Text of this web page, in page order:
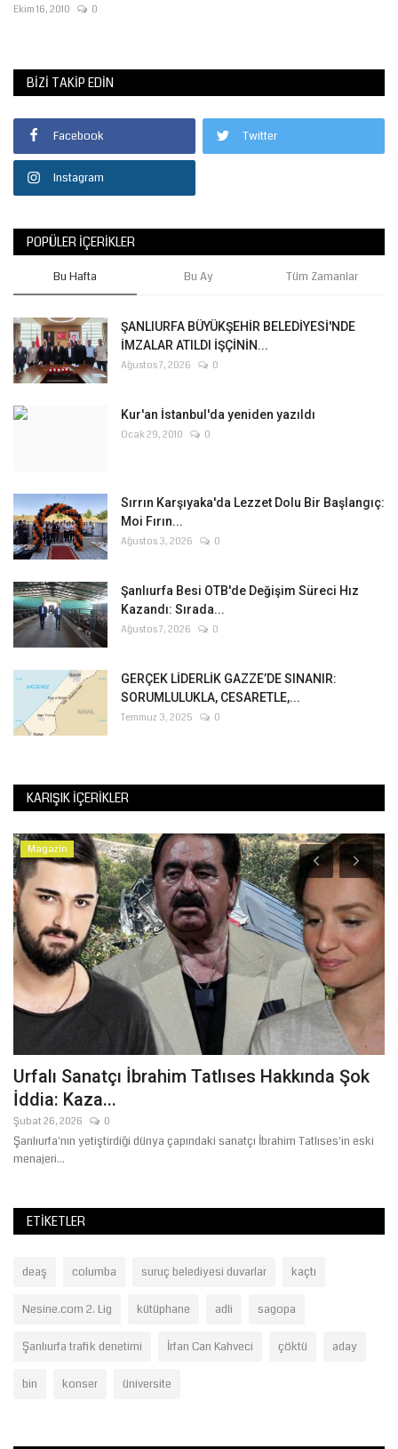
Ekim 16, 2010 0
BIZI TAKIP EDIN
Facebook Twitter
Instagram
POPÜLER İÇERIKLER
Bu Hafta Bu Ay Tüm Zamanlar
ŞANLIURFA BÜYÜKŞEHİR BELEDİYESİ'NDE
İMZALAR ATILDI İŞÇİNİN...
Ağustos 7, 2026 0
Kur'an İstanbul'da yeniden yazıldı
Ocak 29, 2010 0
Sırrın Karşıyaka'da Lezzet Dolu Bir Başlangıç:
Moi Fırın...
Ağustos 3, 2026 0
Şanlıurfa Besi OTB'de Değişim Süreci Hız
Kazandı: Sırada...
Ağustos 7, 2026 0
GERÇEK LİDERLİK GAZZE’DE SINANIR:
SORUMLULUKLA, CESARETLE,...
Temmuz 3, 2025 0
KARIŞIK İÇERIKLER
Magazin
Urfalı Sanatçı İbrahim Tatlıses Hakkında Şok
İddia: Kaza...
Şubat 26, 2026 0
Şanlıurfa'nın yetiştirdiği dünya çapındaki sanatçı İbrahim Tatlıses'in eski
menajeri...
ETIKETLER
deaş columba suruç belediyesi duvarlar kaçtı
Nesine.com 2. Lig kütüphane adli sagopa
Şanlıurfa trafik denetimi İrfan Can Kahveci çöktü aday
bin konser üniversite